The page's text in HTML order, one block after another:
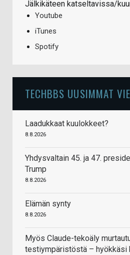
Jälkikäteen katseltavissa/
Youtube
iTunes
Spotify
TECHBBS UUSIMMAT
Laadukkaat kuulokkeet?
8.8.2026
Yhdysvaltain 45. ja 47.
Trump
8.8.2026
Elämän synty
8.8.2026
Myös Claude-tekoäly
testiympäristöstä – hyökkäsi